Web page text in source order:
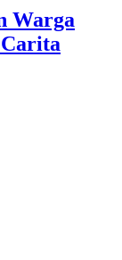
Warga